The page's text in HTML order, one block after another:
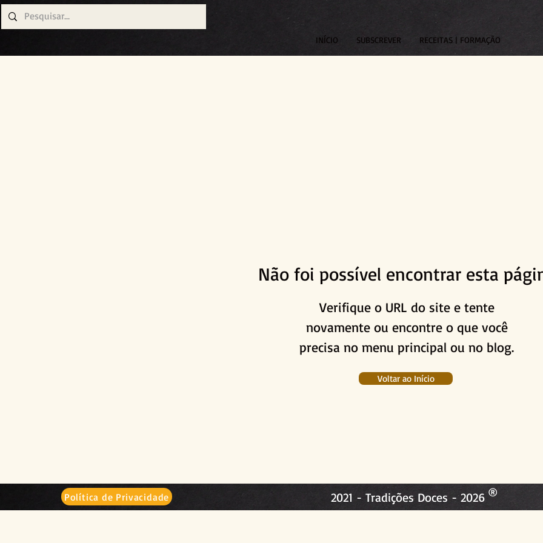
INÍCIO SUBSCREVER RECEITAS | FORMAÇÃO
Não foi possível encontrar esta
Verifique o URL do site e tente
novamente ou encontre o que você
precisa no menu principal ou no blog.
Voltar ao Início
Política de Privacidade 2021 - Tradições Doces - 2026 ®